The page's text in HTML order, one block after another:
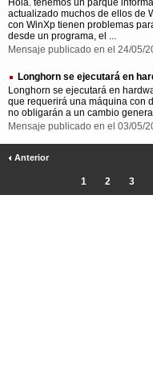
Hola. tenemos un parque
actualizado muchos de ellos de
con WinXp tienen problemas
desde un programa, el ...
Mensaje publicado en el 24/05/
Longhorn se ejecutará en
Longhorn se ejecutará en
que requerirá una máquina con
no obligarán a un cambio
Mensaje publicado en el 03/05/
Anterior
1 2 3